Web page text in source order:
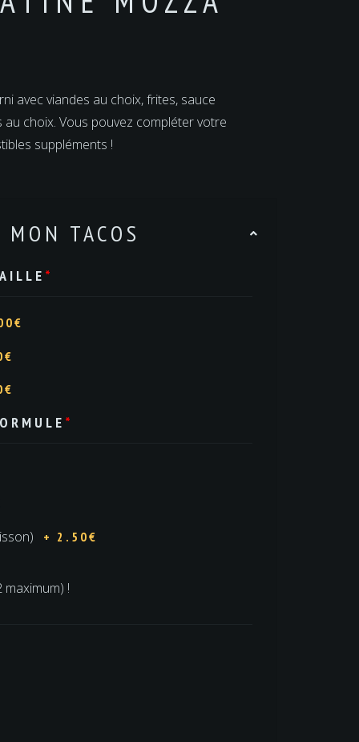
avec viandes au choix, frites, sauce
choix. Vous pouvez compléter votre
suppléments !
TACOS
*
*
+ 2.50€
maximum) !